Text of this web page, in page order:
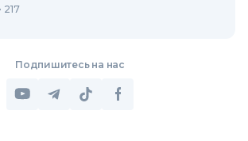
217
Подпишитесь на нас